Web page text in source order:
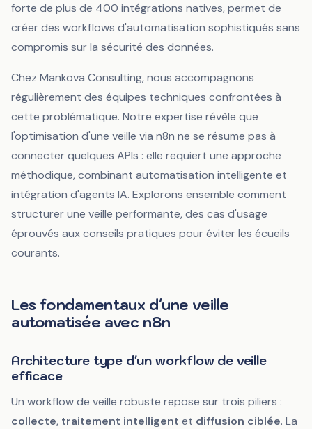
forte de plus de 400 intégrations natives, permet de
créer des workflows d'automatisation sophistiqués sans
compromis sur la sécurité des données.
Chez Mankova Consulting, nous accompagnons
régulièrement des équipes techniques confrontées à
cette problématique. Notre expertise révèle que
l'optimisation d'une veille via n8n ne se résume pas à
connecter quelques APIs : elle requiert une approche
méthodique, combinant automatisation intelligente et
intégration d'agents IA. Explorons ensemble comment
structurer une veille performante, des cas d'usage
éprouvés aux conseils pratiques pour éviter les écueils
courants.
Les fondamentaux d'une veille
automatisée avec n8n
Architecture type d'un workflow de veille
efficace
Un workflow de veille robuste repose sur trois piliers :
collecte, traitement intelligent et diffusion ciblée. La